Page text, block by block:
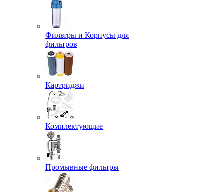
Фильтры и Корпусы для
фильтров
Картриджи
Комплектующие
Промывные фильтры